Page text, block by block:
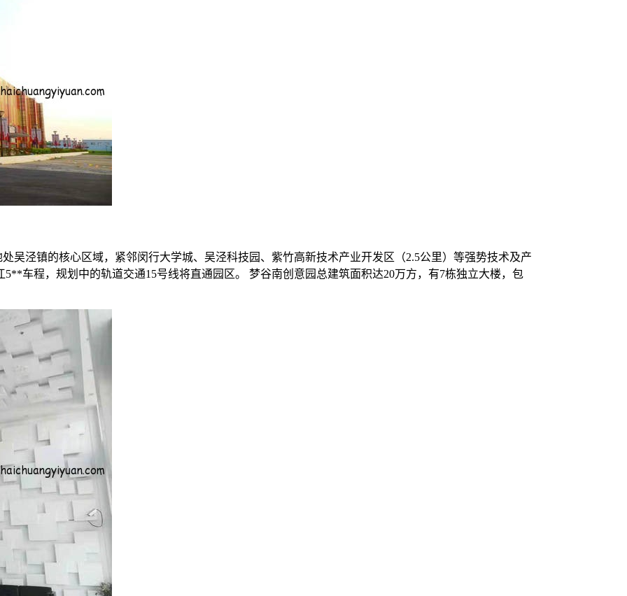
吴泾镇的核心区域，紧邻闵行大学城、吴泾科技园、紫竹高新技术产业开发区（2.5公里）等强势技术及产
车程，规划中的轨道交通15号线将直通园区。 梦谷南创意园总建筑面积达20万方，有7栋独立大楼，包